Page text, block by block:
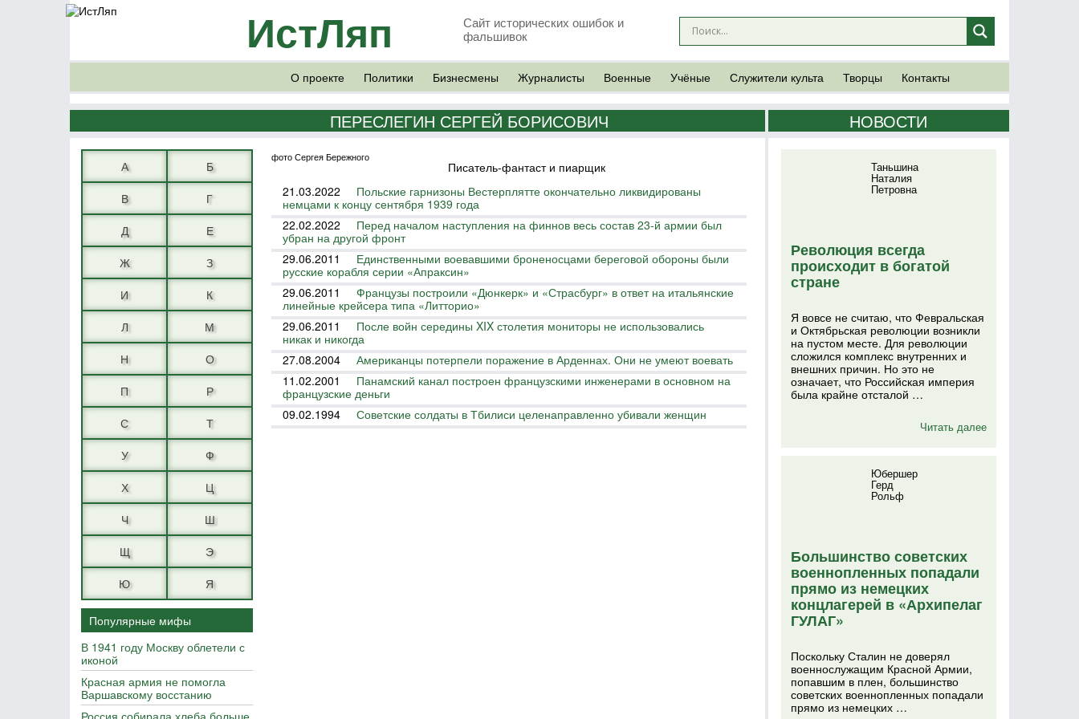
ИстЛяп
Сайт исторических ошибок и
фальшивок
О проекте Политики Бизнесмены Журналисты Военные Учёные Служители культа Творцы Контакты
ПЕРЕСЛЕГИН СЕРГЕЙ БОРИСОВИЧ
А
Б
В
Г
Д
Е
Ж
З
И
К
Л
М
Н
О
П
Р
С
Т
У
Ф
Х
Ц
Ч
Ш
Щ
Э
Ю
Я
Популярные мифы
В 1941 году Москву облетели с
иконой
Красная армия не помогла
Варшавскому восстанию
Россия собирала хлеба больше
фото Сергея Бережного
Писатель-фантаст и пиарщик
21.03.2022
Польские гарнизоны Вестерплятте окончательно ликвидированы
немцами к концу сентября 1939 года
22.02.2022
Перед началом наступления на финнов весь состав 23-й армии был
убран на другой фронт
29.06.2011
Единственными воевавшими броненосцами береговой обороны были
русские корабля серии «Апраксин»
29.06.2011
Французы построили «Дюнкерк» и «Страсбург» в ответ на итальянские
линейные крейсера типа «Литторио»
29.06.2011
После войн середины XIX столетия мониторы не использовались
никак и никогда
27.08.2004
Американцы потерпели поражение в Арденнах. Они не умеют воевать
11.02.2001
Панамский канал построен французскими инженерами в основном на
французские деньги
09.02.1994
Советские солдаты в Тбилиси целенаправленно убивали женщин
НОВОСТИ
Таньшина
Наталия
Петровна
Революция всегда
происходит в богатой
стране
Я вовсе не считаю, что Февральская
и Октябрьская революции возникли
на пустом месте. Для революции
сложился комплекс внутренних и
внешних причин. Но это не
означает, что Российская империя
была крайне отсталой …
Читать далее
Юбершер
Герд
Рольф
Большинство советских
военнопленных попадали
прямо из немецких
концлагерей в «Архипелаг
ГУЛАГ»
Поскольку Сталин не доверял
военнослужащим Красной Армии,
попавшим в плен, большинство
советских военнопленных попадали
прямо из немецких …